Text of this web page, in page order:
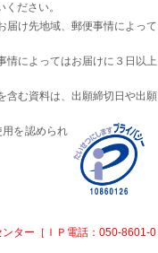
ださい。
届け先地域、郵便事情によって
情によってはお届けに３日以上
含む資料は、出願締切日や出願
を認められ
ター［ＩＰ電話：050-8601-0